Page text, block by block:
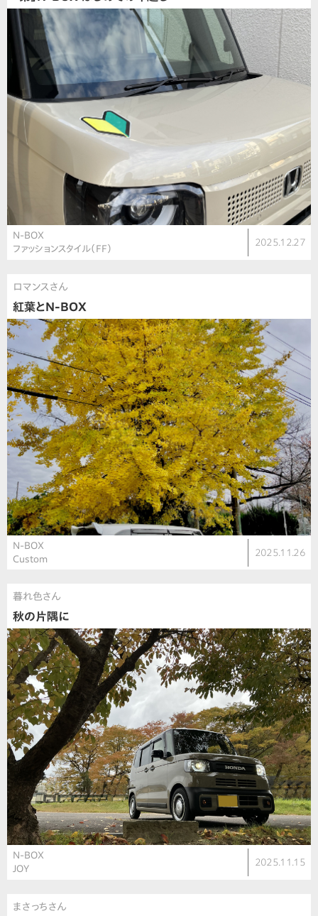
N-BOX
ファッションスタイル（FF）
2025.12.27
ロマンスさん
紅葉とN-BOX
N-BOX
Custom
2025.11.26
暮れ色さん
秋の片隅に
N-BOX
JOY
2025.11.15
まさっちさん